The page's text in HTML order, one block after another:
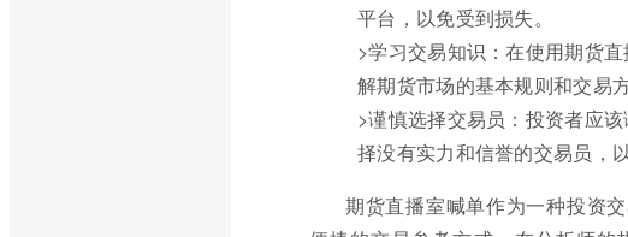
平台，以免受到损失。
>学习交易知识：在使用期货
解期货市场的基本规则和交易
>谨慎选择交易员：投资者应
择没有实力和信誉的交易员，
期货直播室喊单作为一种投资